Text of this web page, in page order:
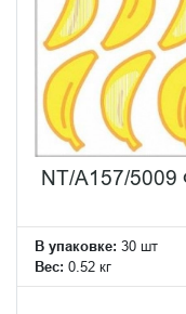
NT/A157/5009
В упаковке: 30 шт
Вес: 0.52 кг